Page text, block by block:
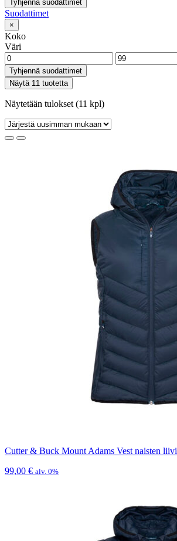
Tyhjennä suodattimet
Suodattimet
×
Koko
Väri
Tyhjennä suodattimet
Näytä 11 tuotetta
Näytetään tulokset (11 kpl)
Cutter & Buck Mount Adams Vest naisten liivi
99,00 € alv. 0%